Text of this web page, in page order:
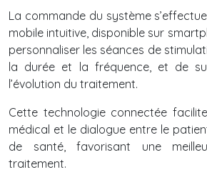
La commande du système
mobile intuitive, disponible sur
personnaliser les séances de
la durée et la fréquence, et de
l’évolution du traitement.
Cette technologie connectée
médical et le dialogue entre le
de santé, favorisant une
traitement.